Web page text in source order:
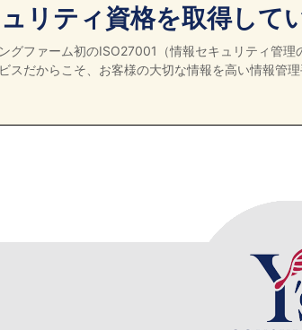
リティ資格を取得して
グファーム初のISO27001（情報セキュリティ管理
スだからこそ、お客様の大切な情報を高い情報管